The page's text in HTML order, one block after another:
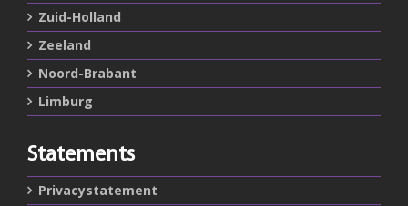
Zuid-Holland
Zeeland
Noord-Brabant
Limburg
Statements
Privacystatement